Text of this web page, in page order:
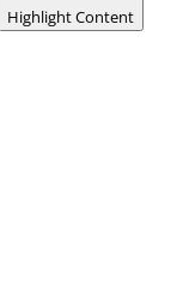
Highlight Content